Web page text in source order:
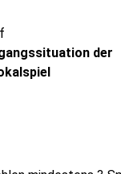
der